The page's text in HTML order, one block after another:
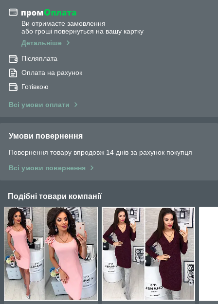
Ви отримаєте замовлення
або гроші повернуться на вашу картку
Детальніше
Післяплата
Оплата на рахунок
Готівкою
Всі умови оплати
Умови повернення
Повернення товару впродовж 14 днів за рахунок покупця
Всі умови повернення
Подібні товари компанії